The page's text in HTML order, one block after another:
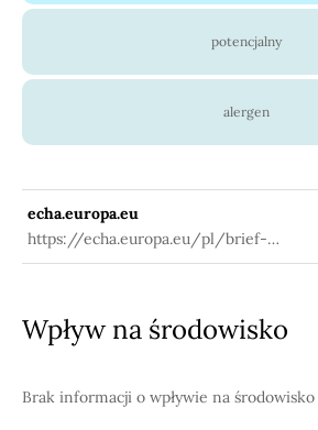
potencjalny
alergen
echa.europa.eu
https://echa.europa.eu/pl/brief-
profile/-/briefprofile/100.020.597
Wpływ na środowisko
Brak informacji o wpływie na środowisko